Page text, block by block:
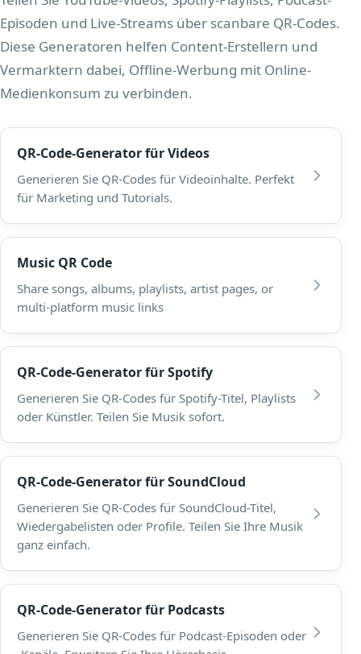
Episoden und Live-Streams über scanbare QR-Codes.
Diese Generatoren helfen Content-Erstellern und
Vermarktern dabei, Offline-Werbung mit Online-
Medienkonsum zu verbinden.
QR-Code-Generator für Videos
Generieren Sie QR-Codes für Videoinhalte. Perfekt
für Marketing und Tutorials.
Music QR Code
Share songs, albums, playlists, artist pages, or
multi-platform music links
QR-Code-Generator für Spotify
Generieren Sie QR-Codes für Spotify-Titel, Playlists
oder Künstler. Teilen Sie Musik sofort.
QR-Code-Generator für SoundCloud
Generieren Sie QR-Codes für SoundCloud-Titel,
Wiedergabelisten oder Profile. Teilen Sie Ihre Musik
ganz einfach.
QR-Code-Generator für Podcasts
Generieren Sie QR-Codes für Podcast-Episoden oder